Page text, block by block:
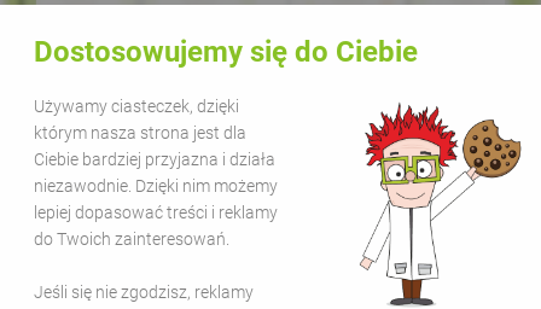
Dostosowujemy się do Ciebie
Używamy ciasteczek, dzięki
którym nasza strona jest dla
Ciebie bardziej przyjazna i działa
niezawodnie. Dzięki nim możemy
lepiej dopasować treści i reklamy
do Twoich zainteresowań.
Jeśli się nie zgodzisz, reklamy
darmo! Udostępnianie naszych
edukacyjnych jest bezpłatne.
Wystarczy, że zamieścisz na
swojej stronie lub kanale
informację, że pochodzą one z
serwisu Sala Gier i dodasz link
www.salagier.pl . Kolorową zabawą